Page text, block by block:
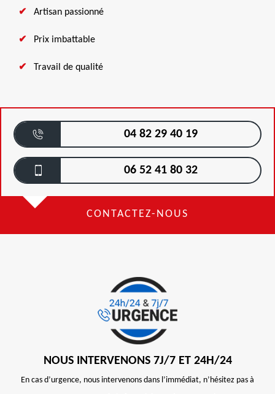
Artisan passionné
Prix imbattable
Travail de qualité
04 82 29 40 19
06 52 41 80 32
CONTACTEZ-NOUS
NOUS INTERVENONS 7J/7 ET 24H/24
En cas d’urgence, nous intervenons dans l’immédiat, n’hésitez pas à